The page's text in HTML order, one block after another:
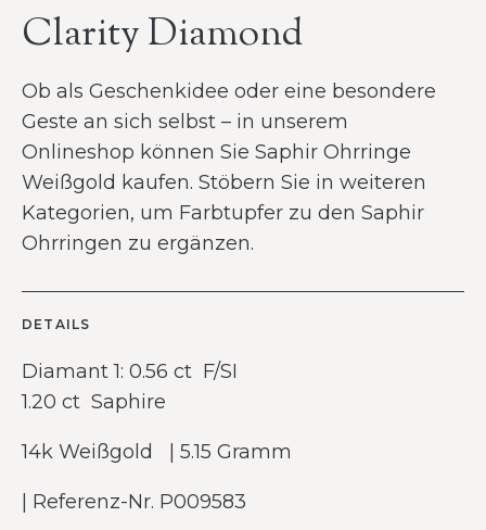
Clarity Diamond
Ob als Geschenkidee oder eine besondere
Geste an sich selbst – in unserem
Onlineshop können Sie Saphir Ohrringe
Weißgold kaufen. Stöbern Sie in weiteren
Kategorien, um Farbtupfer zu den Saphir
Ohrringen zu ergänzen.
DETAILS
Diamant 1: 0.56 ct F/SI
1.20 ct Saphire
14k Weißgold | 5.15 Gramm
| Referenz-Nr. P009583